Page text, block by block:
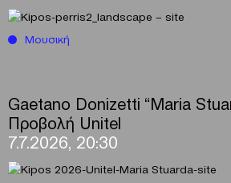
Μουσική
Gaetano Donizetti “Maria
Προβολή Unitel
7.7.2026, 20:30